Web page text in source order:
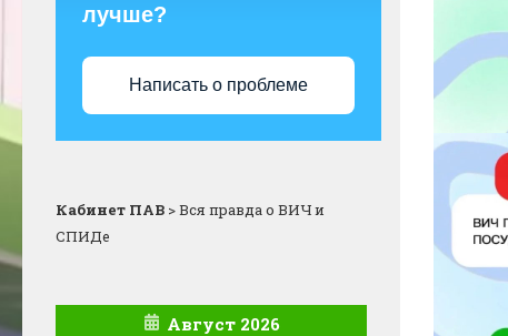
лучше?
Написать о проблеме
Кабинет ПАВ >Вся правда о ВИЧ и
СПИДе
Август 2026